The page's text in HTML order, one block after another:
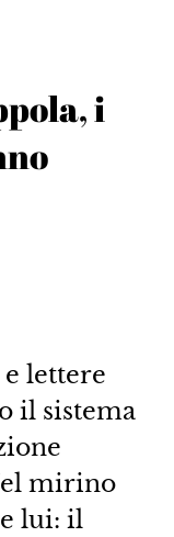
i
lettere
il sistema
mirino
lui: il